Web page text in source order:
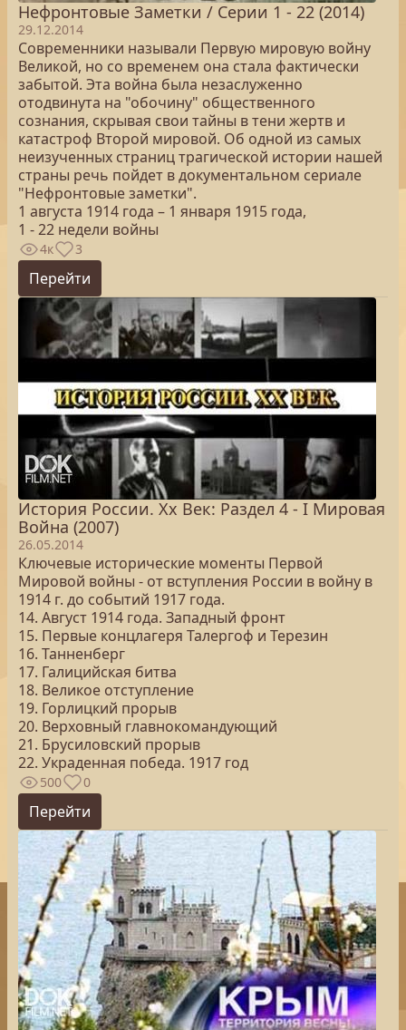
Нефронтовые Заметки / Серии 1 - 22 (2014)
29.12.2014
Современники называли Первую мировую войну
Великой, но со временем она стала фактически
забытой. Эта война была незаслуженно
отодвинута на "обочину" общественного
сознания, скрывая свои тайны в тени жертв и
катастроф Второй мировой. Об одной из самых
неизученных страниц трагической истории нашей
страны речь пойдет в документальном сериале
"Нефронтовые заметки".
1 августа 1914 года – 1 января 1915 года,
1 - 22 недели войны
4к 3
Перейти
История России. Хх Век: Раздел 4 - I Мировая
Война (2007)
26.05.2014
Ключевые исторические моменты Первой
Мировой войны - от вступления России в войну в
1914 г. до событий 1917 года.
14. Август 1914 года. Западный фронт
15. Первые концлагеря Талергоф и Терезин
16. Танненберг
17. Галицийская битва
18. Великое отступление
19. Горлицкий прорыв
20. Верховный главнокомандующий
21. Брусиловский прорыв
22. Украденная победа. 1917 год
500 0
Перейти